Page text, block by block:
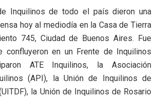
Inquilinos de todo el país dieron una
hoy al mediodía en la Casa de Tierra
745, Ciudad de Buenos Aires. Fue
confluyeron en un Frente de Inquilinos
ATE Inquilinos, la Asociación
(API), la Unión de Inquilinos de
la Unión de Inquilinos de Rosario